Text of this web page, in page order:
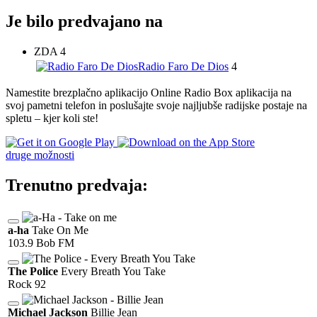
Je bilo predvajano na
ZDA 4
Radio Faro De Dios 4
Namestite brezplačno aplikacijo Online Radio Box aplikacija na
svoj pametni telefon in poslušajte svoje najljubše radijske postaje na
spletu – kjer koli ste!
druge možnosti
Trenutno predvaja:
a-ha Take On Me
103.9 Bob FM
The Police Every Breath You Take
Rock 92
Michael Jackson Billie Jean